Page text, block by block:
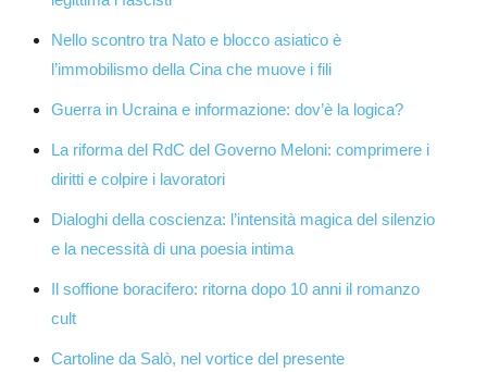
Nello scontro tra Nato e blocco asiatico è
l’immobilismo della Cina che muove i fili
Guerra in Ucraina e informazione: dov’è la logica?
La riforma del RdC del Governo Meloni: comprimere i
diritti e colpire i lavoratori
Dialoghi della coscienza: l’intensità magica del silenzio
e la necessità di una poesia intima
Il soffione boracifero: ritorna dopo 10 anni il romanzo
cult
Cartoline da Salò, nel vortice del presente